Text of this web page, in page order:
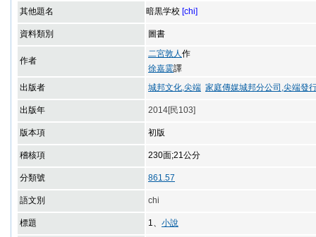
其他題名 暗黒学校 [chi]
資料類別 圖書
作者
二宮敦人作
徐嘉霙譯
出版者
城邦文化,尖端 家庭傳媒城邦分公司,尖端發
出版年 2014[民103]
版本項 初版
稽核項 230面;21公分
分類號 861.57
語文別 chi
標題 1、 小說